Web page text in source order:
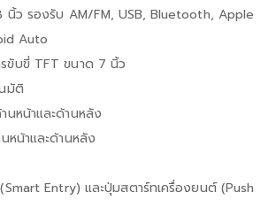
นิ้ว รองรับ AM/FM, USB, Bluetooth, Apple
Auto
ขับขี่ TFT ขนาด 7 นิ้ว
มัติ
นหน้าและด้านหลัง
หน้าและด้านหลัง
Entry) และปุ่มสตาร์ทเครื่องยนต์ (Push